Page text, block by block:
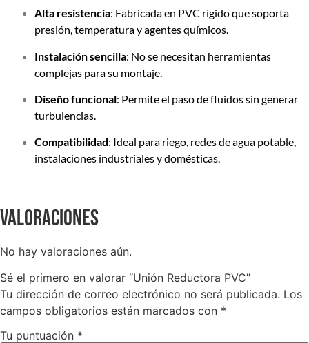
Alta resistencia: Fabricada en PVC rígido que soporta
presión, temperatura y agentes químicos.
Instalación sencilla: No se necesitan herramientas
complejas para su montaje.
Diseño funcional: Permite el paso de fluidos sin generar
turbulencias.
Compatibilidad: Ideal para riego, redes de agua potable,
instalaciones industriales y domésticas.
Valoraciones
No hay valoraciones aún.
Sé el primero en valorar “Unión Reductora PVC”
Tu dirección de correo electrónico no será publicada. Los
campos obligatorios están marcados con *
Tu puntuación *